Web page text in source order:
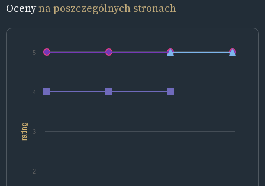
Ocenyna poszczególnych stronach
rating
2
3
4
5